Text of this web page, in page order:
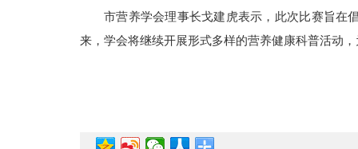
市营养学会理事长戈建虎表示，此次比赛旨在
来，学会将继续开展形式多样的营养健康科普活动